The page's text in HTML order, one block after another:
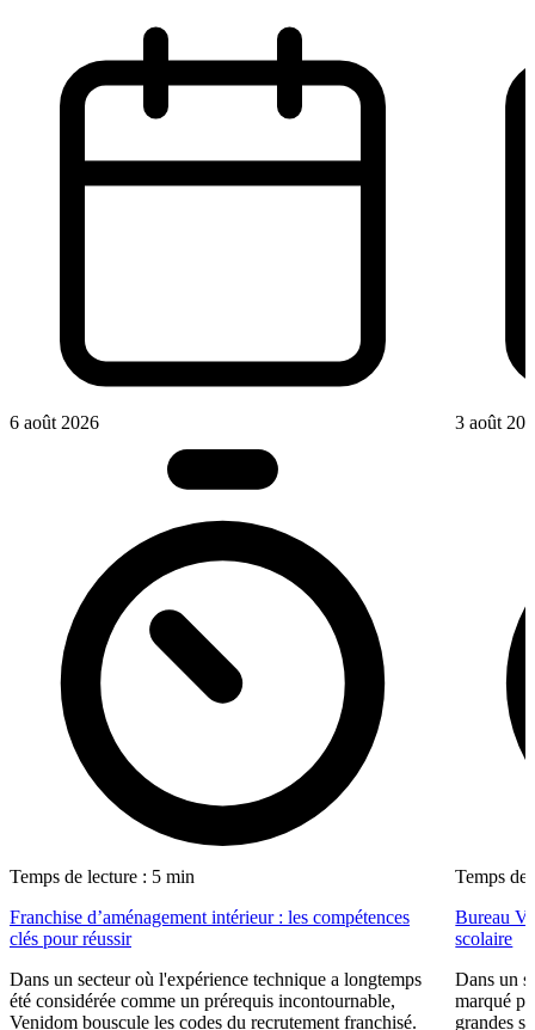
6 août 2026
Temps de lecture : 5 min
Franchise d’aménagement intérieur : les compétences
clés pour réussir
Dans un secteur où l'expérience technique a longtemps
été considérée comme un prérequis incontournable,
Venidom bouscule les codes du recrutement franchisé.
3 août
Temps de
Bureau
scolaire
Dans un
marqué
grandes